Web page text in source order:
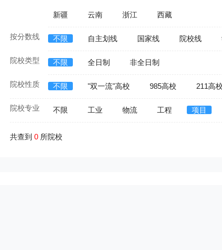
新疆 云南 浙江 西藏
按分数线 不限 自主划线 国家线 院校线
院校类型 不限 全日制 非全日制
院校性质 不限 "双一流"高校 985高校 211高
院校专业 不限 工业 物流 工程 项目
共查到 0 所院校